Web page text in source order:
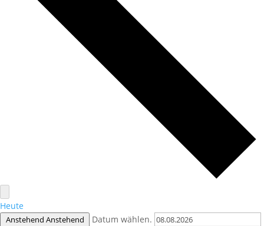
Heute
Anstehend Anstehend Datum wählen.